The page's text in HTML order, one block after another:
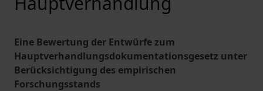
Eine Bewertung der Entwürfe zum
Hauptverhandlungsdokumentationsgesetz unter
Berücksichtigung des empirischen
Forschungsstands